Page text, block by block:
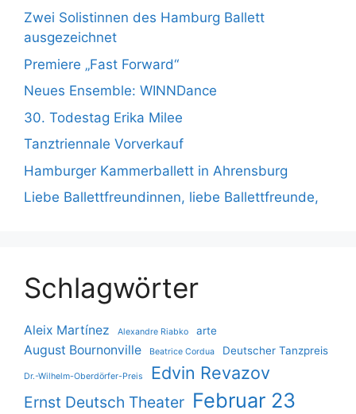
Zwei Solistinnen des Hamburg Ballett
ausgezeichnet
Premiere „Fast Forward“
Neues Ensemble: WINNDance
30. Todestag Erika Milee
Tanztriennale Vorverkauf
Hamburger Kammerballett in Ahrensburg
Liebe Ballettfreundinnen, liebe Ballettfreunde,
Schlagwörter
Aleix Martínez Alexandre Riabko arte
August Bournonville Beatrice Cordua Deutscher Tanzpreis
Dr.-Wilhelm-Oberdörfer-Preis Edvin Revazov
Ernst Deutsch Theater Februar 23